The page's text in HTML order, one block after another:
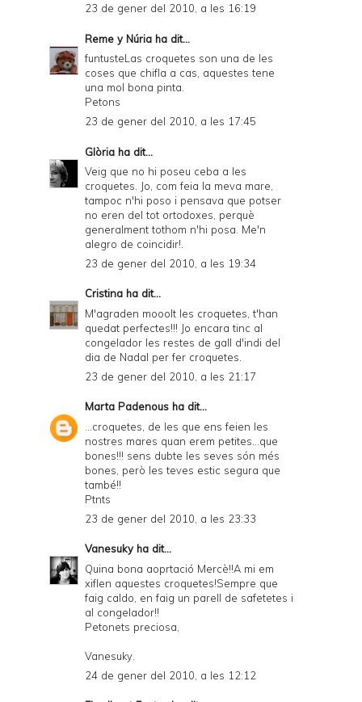
23 de gener del 2010, a les 16:19
Reme y Núria ha dit...
funtusteLas croquetes son una de les
coses que chifla a cas, aquestes tene
una mol bona pinta.
Petons
23 de gener del 2010, a les 17:45
Glòria ha dit...
Veig que no hi poseu ceba a les
croquetes. Jo, com feia la meva mare,
tampoc n'hi poso i pensava que potser
no eren del tot ortodoxes, perquè
generalment tothom n'hi posa. Me'n
alegro de coincidir!.
23 de gener del 2010, a les 19:34
Cristina ha dit...
M'agraden mooolt les croquetes, t'han
quedat perfectes!!! Jo encara tinc al
congelador les restes de gall d'indi del
dia de Nadal per fer croquetes.
23 de gener del 2010, a les 21:17
Marta Padenous ha dit...
...croquetes, de les que ens feien les
nostres mares quan erem petites...que
bones!!! sens dubte les seves són més
bones, però les teves estic segura que
també!!
Ptnts
23 de gener del 2010, a les 23:33
Vanesukyha dit...
Quina bona aoprtació Mercè!!A mi em
xiflen aquestes croquetes!Sempre que
faig caldo, en faig un parell de safetetes i
al congelador!!
Petonets preciosa,
Vanesuky.
24 de gener del 2010, a les 12:12